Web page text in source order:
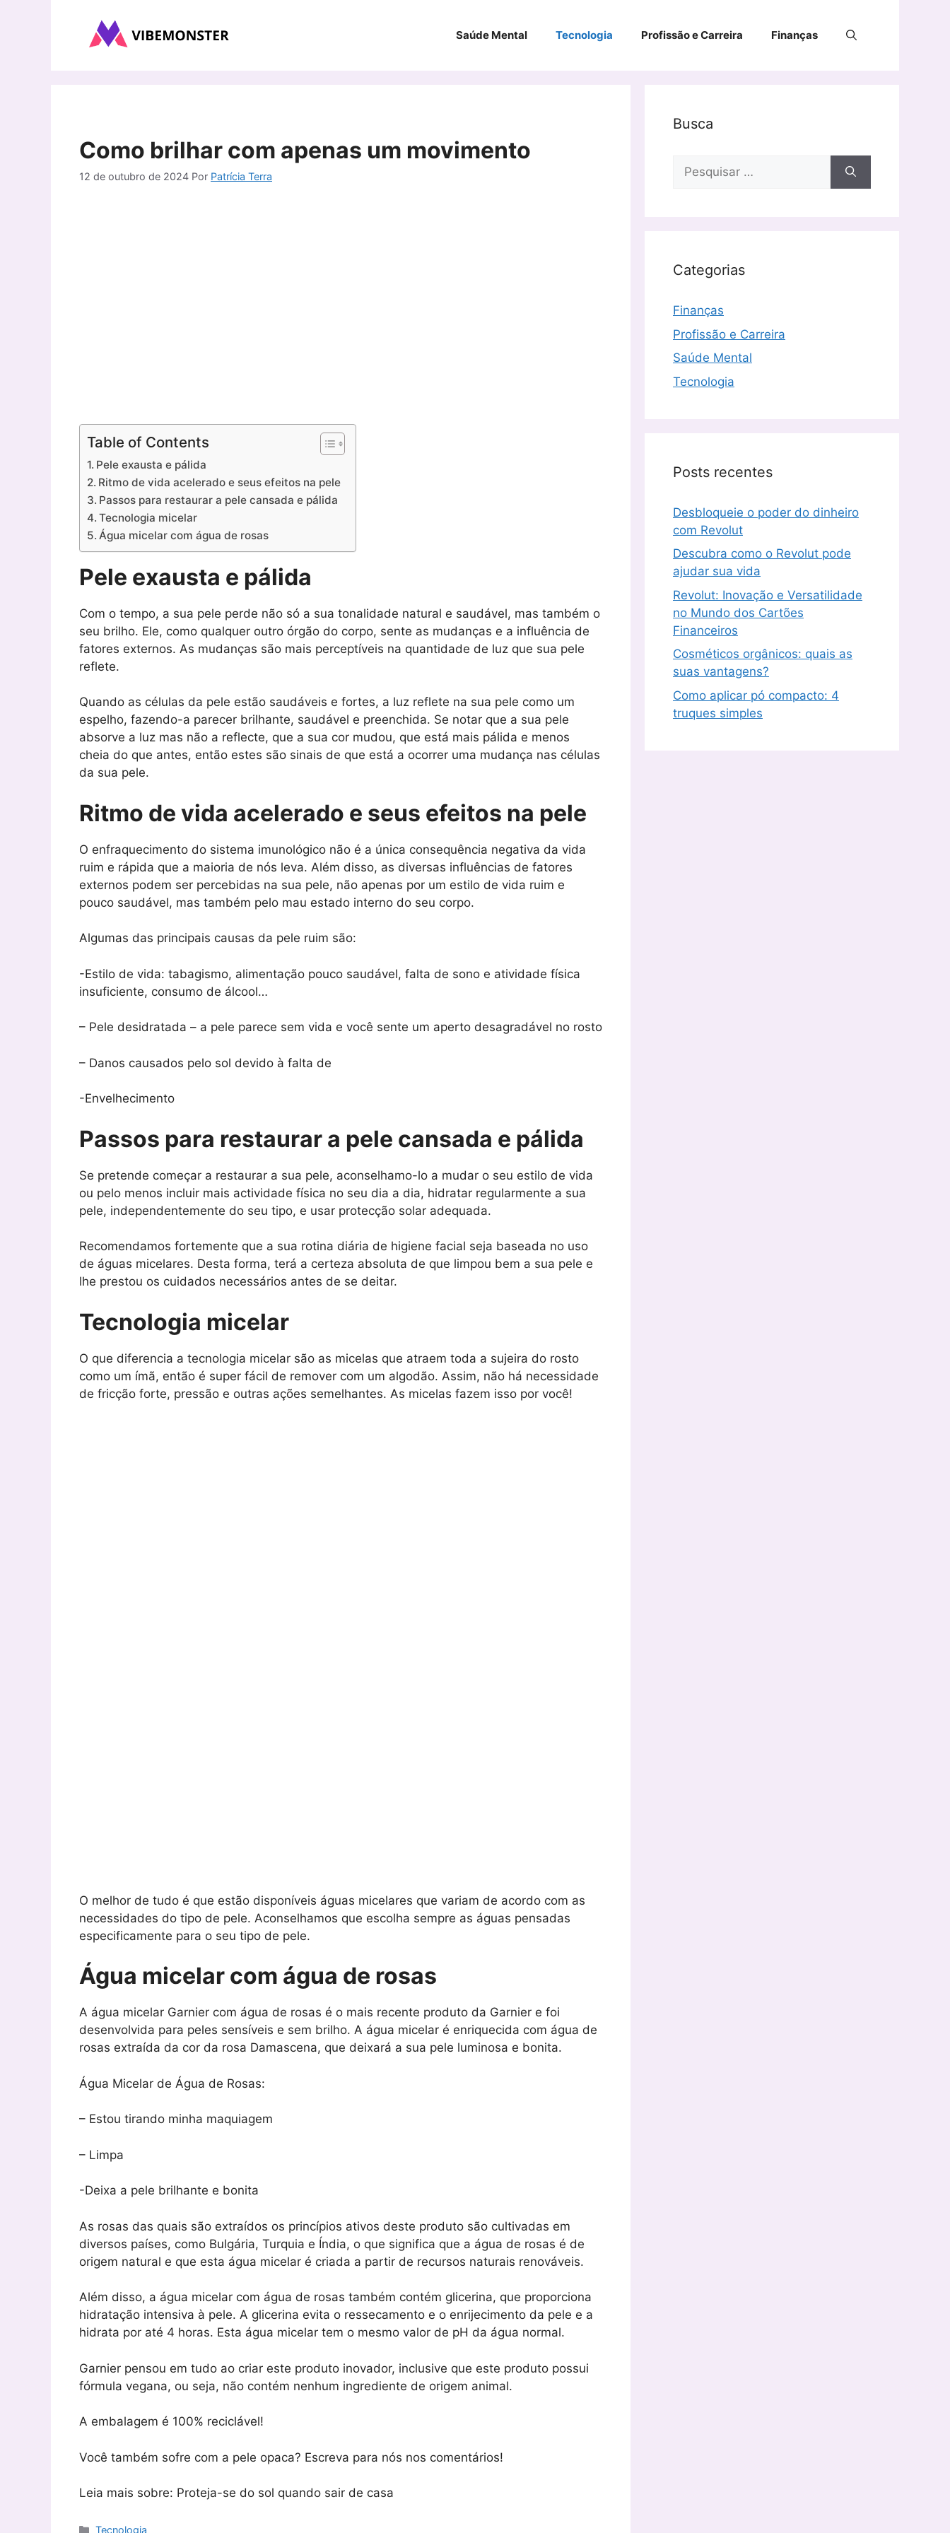
Saúde Mental Tecnologia Profissão e Carreira Finanças
Como brilhar com apenas um movimento
12 de outubro de 2024 Por Patrícia Terra
Table of Contents
Pele exausta e pálida
Ritmo de vida acelerado e seus efeitos na pele
Passos para restaurar a pele cansada e pálida
Tecnologia micelar
Água micelar com água de rosas
Pele exausta e pálida
Com o tempo, a sua pele perde não só a sua tonalidade natural e saudável, mas também o
seu brilho. Ele, como qualquer outro órgão do corpo, sente as mudanças e a influência de
fatores externos. As mudanças são mais perceptíveis na quantidade de luz que sua pele
reflete.
Quando as células da pele estão saudáveis ​​e fortes, a luz reflete na sua pele como um
espelho, fazendo-a parecer brilhante, saudável e preenchida. Se notar que a sua pele
absorve a luz mas não a reflecte, que a sua cor mudou, que está mais pálida e menos
cheia do que antes, então estes são sinais de que está a ocorrer uma mudança nas células
da sua pele.
Ritmo de vida acelerado e seus efeitos na pele
O enfraquecimento do sistema imunológico não é a única consequência negativa da vida
ruim e rápida que a maioria de nós leva. Além disso, as diversas influências de fatores
externos podem ser percebidas na sua pele, não apenas por um estilo de vida ruim e
pouco saudável, mas também pelo mau estado interno do seu corpo.
Algumas das principais causas da pele ruim são:
-Estilo de vida: tabagismo, alimentação pouco saudável, falta de sono e atividade física
insuficiente, consumo de álcool…
– Pele desidratada – a pele parece sem vida e você sente um aperto desagradável no rosto
– Danos causados ​​pelo sol devido à falta de
-Envelhecimento
Passos para restaurar a pele cansada e pálida
Se pretende começar a restaurar a sua pele, aconselhamo-lo a mudar o seu estilo de vida
ou pelo menos incluir mais actividade física no seu dia a dia, hidratar regularmente a sua
pele, independentemente do seu tipo, e usar protecção solar adequada.
Recomendamos fortemente que a sua rotina diária de higiene facial seja baseada no uso
de águas micelares. Desta forma, terá a certeza absoluta de que limpou bem a sua pele e
lhe prestou os cuidados necessários antes de se deitar.
Tecnologia micelar
O que diferencia a tecnologia micelar são as micelas que atraem toda a sujeira do rosto
como um ímã, então é super fácil de remover com um algodão. Assim, não há necessidade
de fricção forte, pressão e outras ações semelhantes. As micelas fazem isso por você!
O melhor de tudo é que estão disponíveis águas micelares que variam de acordo com as
necessidades do tipo de pele. Aconselhamos que escolha sempre as águas pensadas
especificamente para o seu tipo de pele.
Água micelar com água de rosas
A água micelar Garnier com água de rosas é o mais recente produto da Garnier e foi
desenvolvida para peles sensíveis e sem brilho. A água micelar é enriquecida com água de
rosas extraída da cor da rosa Damascena, que deixará a sua pele luminosa e bonita.
Água Micelar de Água de Rosas:
– Estou tirando minha maquiagem
– Limpa
-Deixa a pele brilhante e bonita
As rosas das quais são extraídos os princípios ativos deste produto são cultivadas em
diversos países, como Bulgária, Turquia e Índia, o que significa que a água de rosas é de
origem natural e que esta água micelar é criada a partir de recursos naturais renováveis.
Além disso, a água micelar com água de rosas também contém glicerina, que proporciona
hidratação intensiva à pele. A glicerina evita o ressecamento e o enrijecimento da pele e a
hidrata por até 4 horas. Esta água micelar tem o mesmo valor de pH da água normal.
Garnier pensou em tudo ao criar este produto inovador, inclusive que este produto possui
fórmula vegana, ou seja, não contém nenhum ingrediente de origem animal.
A embalagem é 100% reciclável!
Você também sofre com a pele opaca? Escreva para nós nos comentários!
Leia mais sobre: ​​Proteja-se do sol quando sair de casa
Categorias
Tecnologia
Busca
Pesquisar
Categorias
Finanças
Profissão e Carreira
Saúde Mental
Tecnologia
Posts recentes
Desbloqueie o poder do dinheiro
com Revolut
Descubra como o Revolut pode
ajudar sua vida
Revolut: Inovação e Versatilidade
no Mundo dos Cartões
Financeiros
Cosméticos orgânicos: quais as
suas vantagens?
Como aplicar pó compacto: 4
truques simples